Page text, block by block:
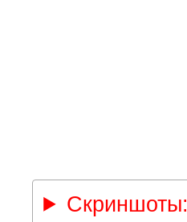
Скриншоты: